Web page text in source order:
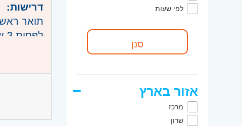
לפי שעות
אזור בארץ
מרכז
שרון
דרישות:
תואר
לפחות 3 שנות נסיון שמתוכן לפחות שנה full stack ושנה c++ - חובה
ניסיון עם CUDA